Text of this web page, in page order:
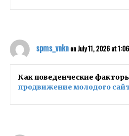
spms_vnknon July 11, 2026 at
Как поведенческие
продвижение молодого